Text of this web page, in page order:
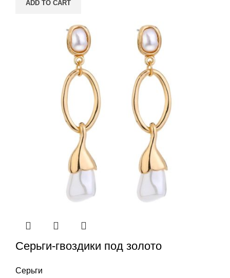
ADD TO CART
Серьги-гвоздики под золото
Серьги